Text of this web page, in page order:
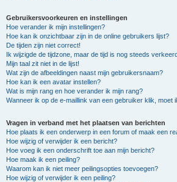
Gebruikersvoorkeuren en instellingen
Hoe verander ik mijn instellingen?
Hoe kan ik onzichtbaar zijn in de online gebruikers lijst?
De tijden zijn niet correct!
Ik wijzigde de tijdzone, maar de tijd is nog steeds
Mijn taal zit niet in de lijst!
Wat zijn de afbeeldingen naast mijn gebruikersnaam?
Hoe kan ik een avatar instellen?
Wat is mijn rang en hoe verander ik mijn rang?
Wanneer ik op de e-maillink van een gebruiker klik, moet
Vragen in verband met het plaatsen van berichten
Hoe plaats ik een onderwerp in een forum of maak een
Hoe wijzig of verwijder ik een bericht?
Hoe voeg ik een onderschrift toe aan mijn bericht?
Hoe maak ik een peiling?
Waarom kan ik niet meer peilingsopties toevoegen?
Hoe wijzig of verwijder ik een peiling?